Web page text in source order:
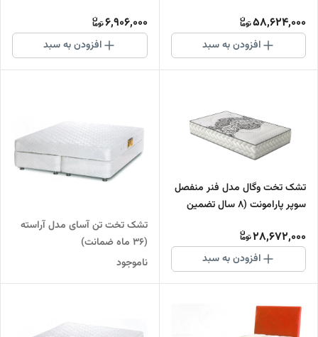
58,624,000
افزودن به سبد
6,906,000
افزودن به سبد
تشک تخت وگال مدل فنر منفصل
سوپر پارامونت (8 سال تضمین
28,672,000
افزودن به سبد
تشک تخت تن آسای مدل آراسته
(36 ماه ضمانت)
ناموجود